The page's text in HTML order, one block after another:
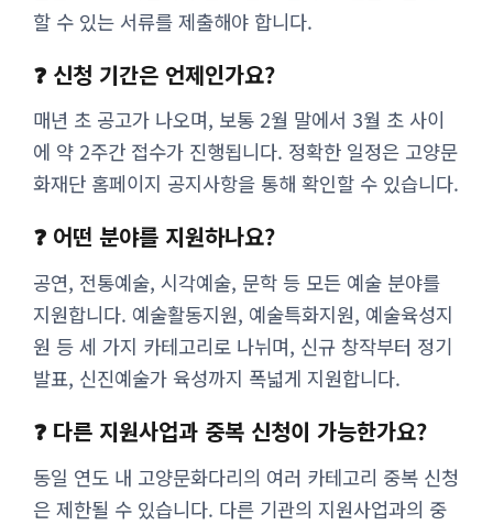
할 수 있는 서류를 제출해야 합니다.
❓ 신청 기간은 언제인가요?
매년 초 공고가 나오며, 보통 2월 말에서 3월 초 사이
에 약 2주간 접수가 진행됩니다. 정확한 일정은 고양문
화재단 홈페이지 공지사항을 통해 확인할 수 있습니다.
❓ 어떤 분야를 지원하나요?
공연, 전통예술, 시각예술, 문학 등 모든 예술 분야를
지원합니다. 예술활동지원, 예술특화지원, 예술육성지
원 등 세 가지 카테고리로 나뉘며, 신규 창작부터 정기
발표, 신진예술가 육성까지 폭넓게 지원합니다.
❓ 다른 지원사업과 중복 신청이 가능한가요?
동일 연도 내 고양문화다리의 여러 카테고리 중복 신청
은 제한될 수 있습니다. 다른 기관의 지원사업과의 중